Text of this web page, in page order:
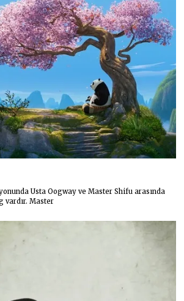
Usta Oogway ve Master Shifu arasında
vardır. Master